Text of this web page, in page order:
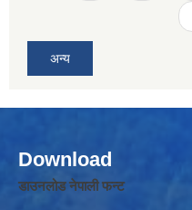
अन्य
Download
डाउनलोड नेपाली फन्ट